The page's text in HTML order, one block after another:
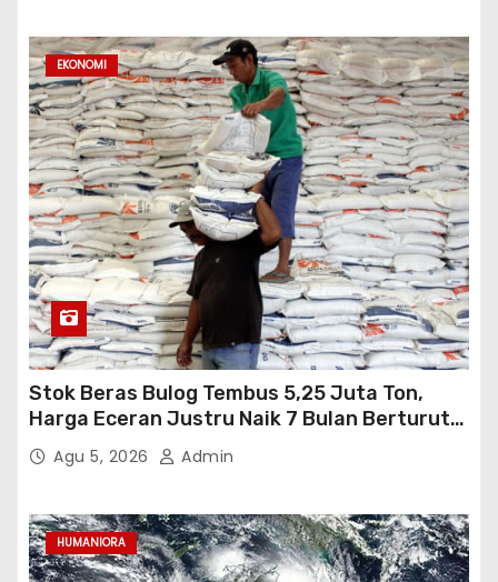
EKONOMI
Stok Beras Bulog Tembus 5,25 Juta Ton,
Harga Eceran Justru Naik 7 Bulan Berturut-
TurutAgu 5, 2026 Admin
HUMANIORA